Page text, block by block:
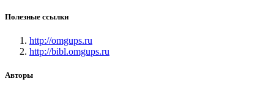
Полезные ссылки
http://omgups.ru
http://bibl.omgups.ru
Авторы